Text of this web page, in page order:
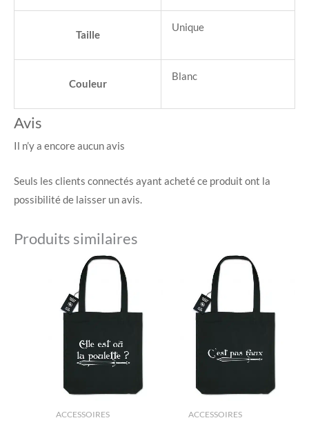
Taille
Unique
Couleur
Blanc
Avis
Il n’y a encore aucun avis
Seuls les clients connectés ayant acheté ce produit ont la
possibilité de laisser un avis.
Produits similaires
ACCESSOIRES ACCESSOIRES